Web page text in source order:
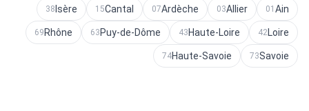
Ain
01
Allier
03
Ardèche
07
Cantal
15
Isère
38
Loire
42
Haute-Loire
43
Puy-de-Dôme
63
Rhône
69
Savoie
73
Haute-Savoie
74